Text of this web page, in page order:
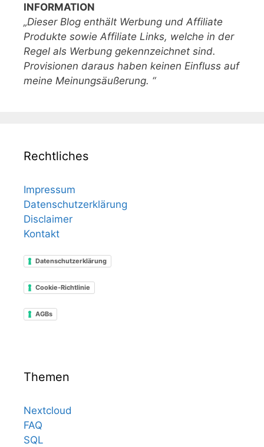
INFORMATION
„Dieser Blog enthält Werbung und Affiliate
Produkte sowie Affiliate Links, welche in der
Regel als Werbung gekennzeichnet sind.
Provisionen daraus haben keinen Einfluss auf
meine Meinungsäußerung. “
Rechtliches
Impressum
Datenschutzerklärung
Disclaimer
Kontakt
Datenschutzerklärung
Cookie-Richtlinie
AGBs
Themen
Nextcloud
FAQ
SQL